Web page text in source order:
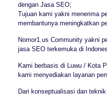
dengan Jasa SEO;
Tujuan kami yakni menerima
membantunya meningkatkan
Nomor1.us Community yakni
jasa SEO terkemuka di
Kami berbasis di Luwu / Kota
kami menyediakan layanan
Dari konseptualisasi dan